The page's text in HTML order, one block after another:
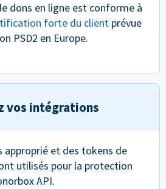
dons en ligne est conforme à
forte du client prévue
PSD2 en Europe.
vos intégrations
approprié et des tokens de
utilisés pour la protection
API.